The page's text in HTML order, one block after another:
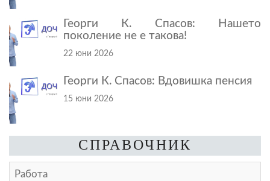
Георги К. Спасов: Нашето
поколение не е такова!
22 юни 2026
Георги К. Спасов: Вдовишка пенсия
15 юни 2026
СПРАВОЧНИК
Работа